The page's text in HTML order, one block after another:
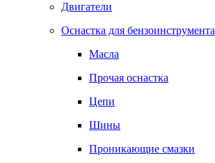
Двигатели
Оснастка для бензоинструмента
Масла
Прочая оснастка
Цепи
Шины
Проникающие смазки